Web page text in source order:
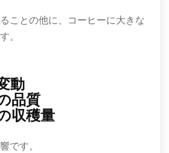
ことの他に、コーヒーに大きな
。
動
品質
収穫量
です。